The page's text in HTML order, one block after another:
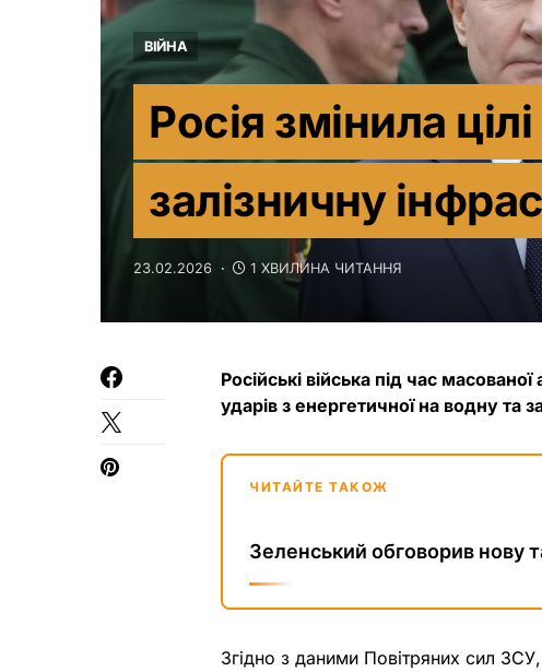
ВІЙНА
Росія змінила
залізничну
23.02.2026 1 ХВИЛИНА ЧИТАННЯ
Російські війська під час
ударів з енергетичної на водну та
ЧИТАЙТЕ ТАКОЖ
Зеленський обговорив нову
Згідно з даними Повітряних сил ЗСУ,